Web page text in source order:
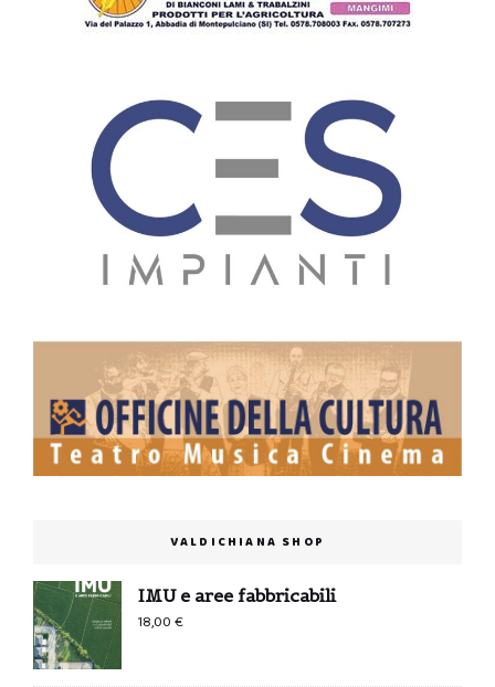
VALDICHIANA SHOP
IMU e aree fabbricabili
18,00€